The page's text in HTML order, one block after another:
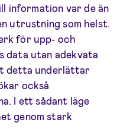
information var de än
utrustning som helst.
för upp- och
data utan adekvata
detta underlättar
också
I ett sådant läge
genom stark